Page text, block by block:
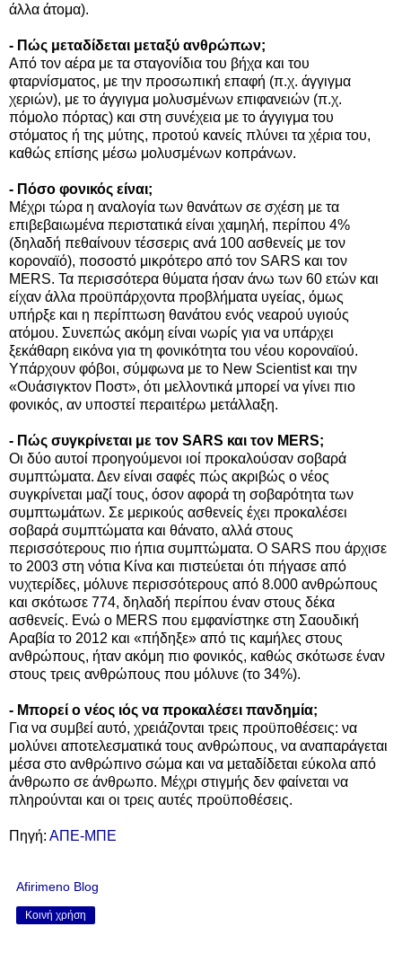
άλλα άτομα).
- Πώς μεταδίδεται μεταξύ ανθρώπων;
Από τον αέρα με τα σταγονίδια του βήχα και του
φταρνίσματος, με την προσωπική επαφή (π.χ. άγγιγμα
χεριών), με το άγγιγμα μολυσμένων επιφανειών (π.χ.
πόμολο πόρτας) και στη συνέχεια με το άγγιγμα του
στόματος ή της μύτης, προτού κανείς πλύνει τα χέρια του,
καθώς επίσης μέσω μολυσμένων κοπράνων.
- Πόσο φονικός είναι;
Μέχρι τώρα η αναλογία των θανάτων σε σχέση με τα
επιβεβαιωμένα περιστατικά είναι χαμηλή, περίπου 4%
(δηλαδή πεθαίνουν τέσσερις ανά 100 ασθενείς με τον
κοροναϊό), ποσοστό μικρότερο από τον SARS και τον
MERS. Τα περισσότερα θύματα ήσαν άνω των 60 ετών και
είχαν άλλα προϋπάρχοντα προβλήματα υγείας, όμως
υπήρξε και η περίπτωση θανάτου ενός νεαρού υγιούς
ατόμου. Συνεπώς ακόμη είναι νωρίς για να υπάρχει
ξεκάθαρη εικόνα για τη φονικότητα του νέου κοροναϊού.
Υπάρχουν φόβοι, σύμφωνα με το New Scientist και την
«Ουάσιγκτον Ποστ», ότι μελλοντικά μπορεί να γίνει πιο
φονικός, αν υποστεί περαιτέρω μετάλλαξη.
- Πώς συγκρίνεται με τον SARS και τον MERS;
Οι δύο αυτοί προηγούμενοι ιοί προκαλούσαν σοβαρά
συμπτώματα. Δεν είναι σαφές πώς ακριβώς ο νέος
συγκρίνεται μαζί τους, όσον αφορά τη σοβαρότητα των
συμπτωμάτων. Σε μερικούς ασθενείς έχει προκαλέσει
σοβαρά συμπτώματα και θάνατο, αλλά στους
περισσότερους πιο ήπια συμπτώματα. Ο SARS που άρχισε
το 2003 στη νότια Κίνα και πιστεύεται ότι πήγασε από
νυχτερίδες, μόλυνε περισσότερους από 8.000 ανθρώπους
και σκότωσε 774, δηλαδή περίπου έναν στους δέκα
ασθενείς. Ενώ ο MERS που εμφανίστηκε στη Σαουδική
Αραβία το 2012 και «πήδηξε» από τις καμήλες στους
ανθρώπους, ήταν ακόμη πιο φονικός, καθώς σκότωσε έναν
στους τρεις ανθρώπους που μόλυνε (το 34%).
- Μπορεί ο νέος ιός να προκαλέσει πανδημία;
Για να συμβεί αυτό, χρειάζονται τρεις προϋποθέσεις: να
μολύνει αποτελεσματικά τους ανθρώπους, να αναπαράγεται
μέσα στο ανθρώπινο σώμα και να μεταδίδεται εύκολα από
άνθρωπο σε άνθρωπο. Μέχρι στιγμής δεν φαίνεται να
πληρούνται και οι τρεις αυτές προϋποθέσεις.
Πηγή: ΑΠΕ-ΜΠΕ
Afirimeno Blog
Κοινή χρήση